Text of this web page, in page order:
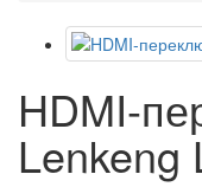
HDMI-
Lenkeng